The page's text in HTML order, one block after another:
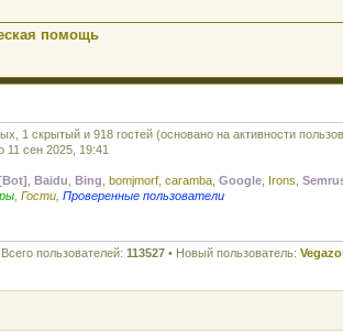
помощь
1 скрытый и 918 гостей (основано на активности
11 сен 2025, 19:41
Baidu Bing bomjmorf caramba Google Irons
Гости Проверенные пользователи
Всего пользователей: 113527 • Новый пользователь: